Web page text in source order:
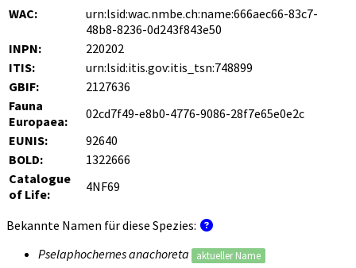
WAC:
urn:lsid:wac.nmbe.ch:name:666aec66-83c7-
48b8-8236-0d243f843e50
INPN:
220202
ITIS:
urn:lsid:itis.gov:itis_tsn:748899
GBIF:
2127636
Fauna
Europaea:
02cd7f49-e8b0-4776-9086-28f7e65e0e2c
EUNIS:
92640
BOLD:
1322666
Catalogue
of Life:
4NF69
Bekannte Namen für diese Spezies:
Pselaphochernes anachoreta
aktueller Name